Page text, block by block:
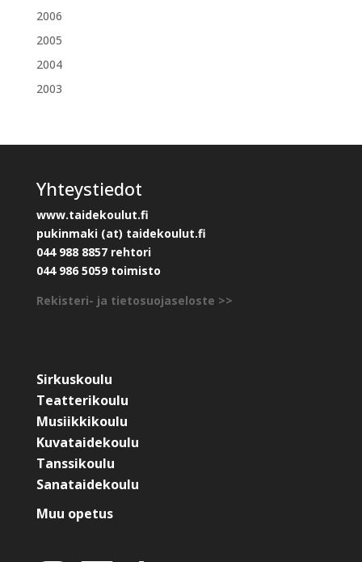
2006
2005
2004
2003
Yhteystiedot
www.taidekoulut.fi
pukinmaki (at) taidekoulut.fi
044 988 8857 rehtori
044 986 5059 toimisto
Rekisteri- ja tietosuojaseloste >>
Sirkuskoulu
Teatterikoulu
Musiikkikoulu
Kuvataidekoulu
Tanssikoulu
Sanataidekoulu
Muu opetus